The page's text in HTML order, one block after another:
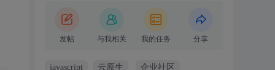
发帖 与我相关 我的任务 分享
javascript 云原生 企业社区